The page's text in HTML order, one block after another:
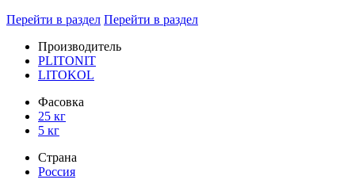
Перейти в раздел Перейти в раздел
Производитель
PLITONIT
LITOKOL
Фасовка
25 кг
5 кг
Страна
Россия